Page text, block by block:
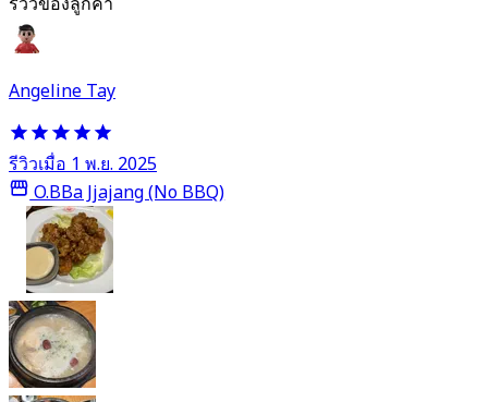
Angeline Tay
รีวิวเมื่อ 1 พ.ย. 2025
O.BBa Jjajang (No BBQ)